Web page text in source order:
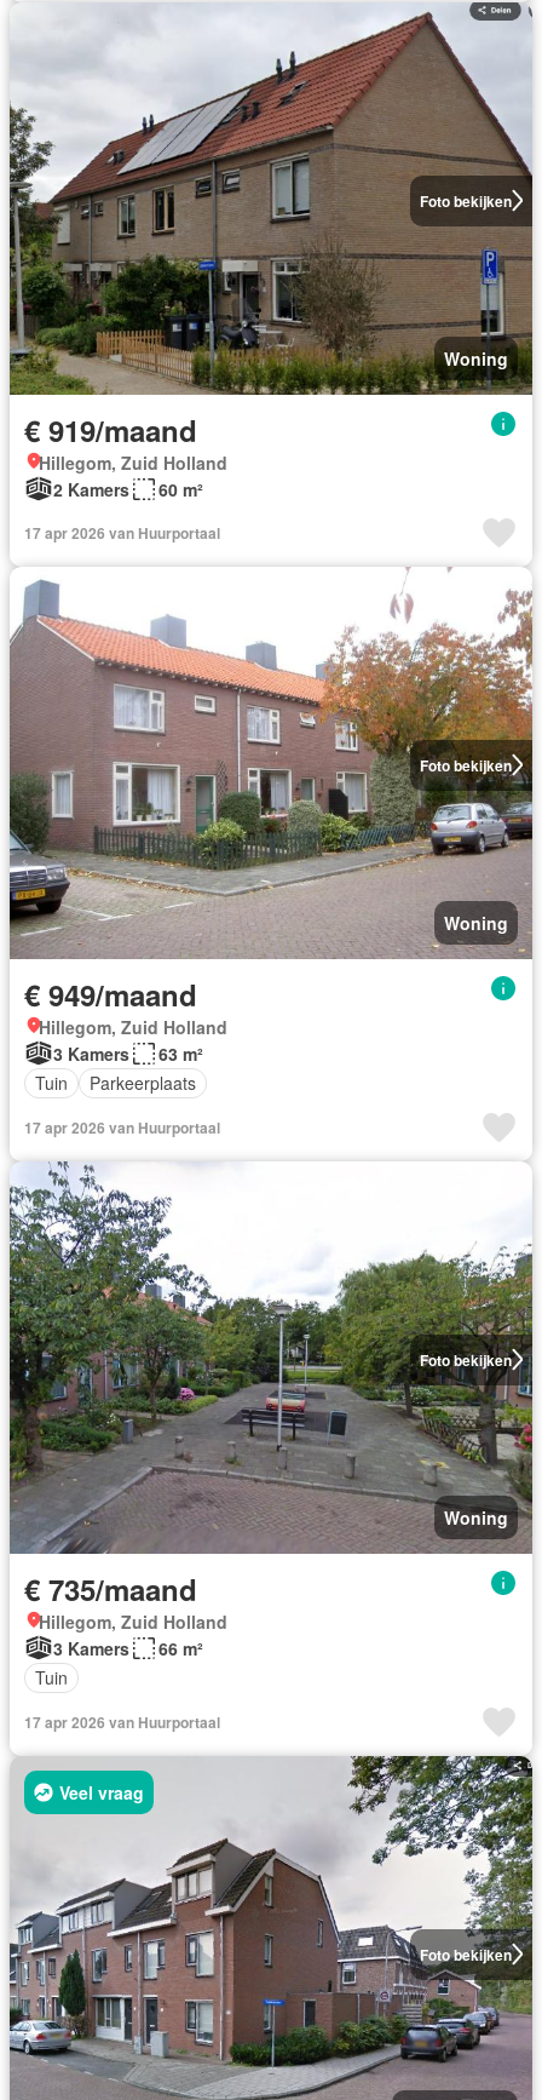
Foto bekijken
Woning
€ 919/maand
Hillegom, Zuid Holland
2 Kamers
60 m²
17 apr 2026 van Huurportaal
Foto bekijken
Woning
€ 949/maand
Hillegom, Zuid Holland
3 Kamers
63 m²
Tuin
Parkeerplaats
17 apr 2026 van Huurportaal
Foto bekijken
Woning
€ 735/maand
Hillegom, Zuid Holland
3 Kamers
66 m²
Tuin
17 apr 2026 van Huurportaal
Foto bekijken
Veel vraag